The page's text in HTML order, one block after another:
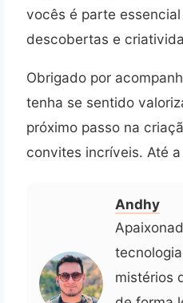
vocês é parte
descobertas e
Obrigado por
tenha se sentido
próximo passo na
convites incríveis. Até
Andhy
mistérios